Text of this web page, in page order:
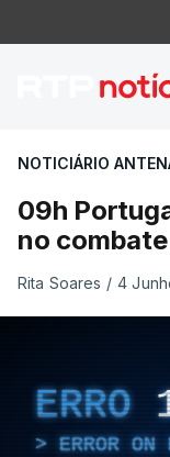
09h
NOTICIÁRIO
09h
no
Rita Soares / 4
ERRO
ERROR ON